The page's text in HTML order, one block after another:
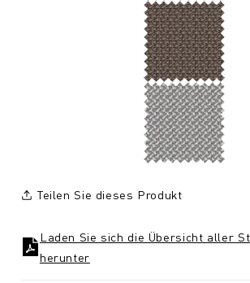
Teilen Sie dieses Produkt
Laden Sie sich die Übersicht aller
herunter